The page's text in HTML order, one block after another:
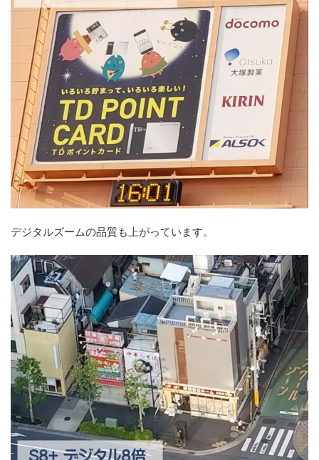
デジタルズームの品質も上がっています。